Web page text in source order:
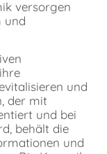
versorgen
und
und
der mit
und bei
behält die
und